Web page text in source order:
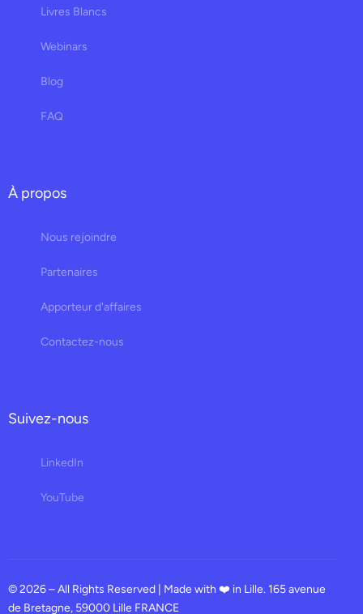
Livres Blancs
Webinars
Blog
FAQ
À propos
Nous rejoindre
Partenaires
Apporteur d'affaires
Contactez-nous
Suivez-nous
LinkedIn
YouTube
© 2026 – All Rights Reserved | Made with ❤️ in Lille. 165 avenue
de Bretagne, 59000 Lille FRANCE